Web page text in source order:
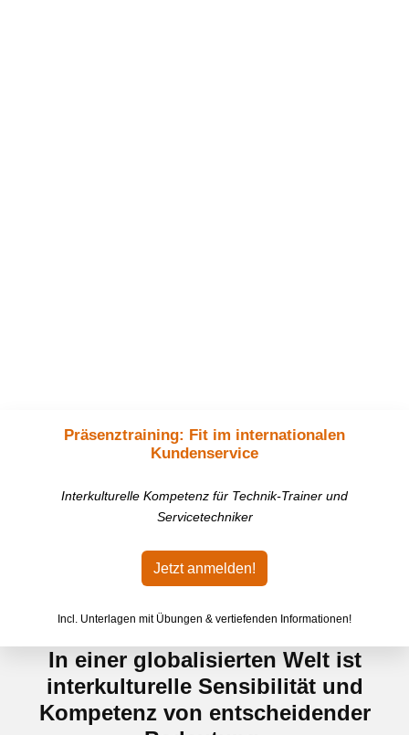
Präsenztraining: Fit im internationalen
Kundenservice
Interkulturelle Kompetenz für Technik-Trainer und
Servicetechniker
Jetzt anmelden!
Incl. Unterlagen mit Übungen & vertiefenden Informationen!
In einer globalisierten Welt ist
interkulturelle Sensibilität und
Kompetenz von entscheidender